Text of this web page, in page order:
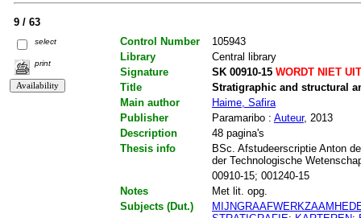
9 / 63
select
print
Control Number
105943
Library
Central library
Signature
SK 00910-15WORDT NIET
Title
Stratigraphic and structural
Main author
Haime, Safira
Publisher
Paramaribo : Auteur, 2013
Description
48 pagina's
Thesis info
BSc. Afstudeerscriptie Anton
der Technologische
00910-15; 001240-15
Notes
Met lit. opg.
Subjects (Dut.)